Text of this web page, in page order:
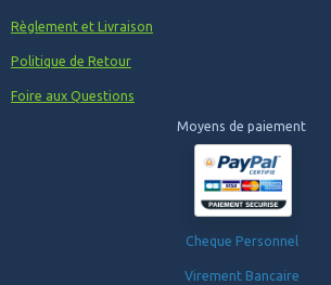
Règlement et Livraison
Politique de Retour
Foire aux Questions
Moyens de paiement
Cheque Personnel
Virement Bancaire